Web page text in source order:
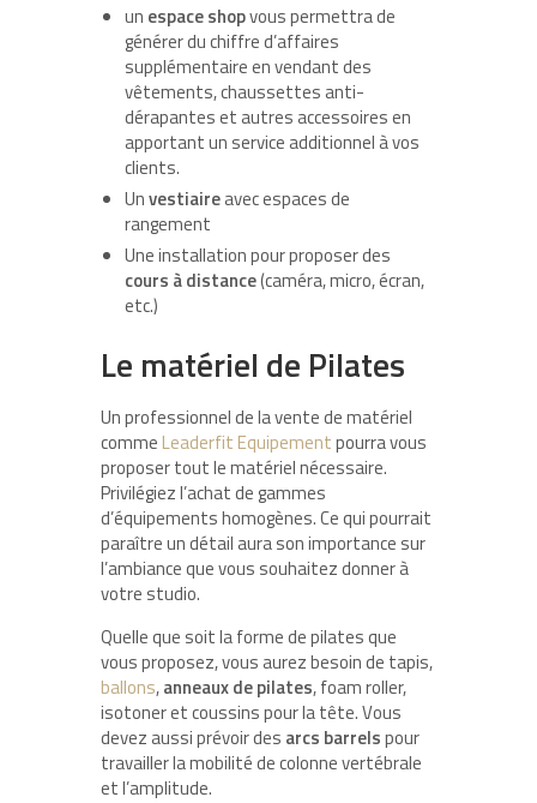
un espace shopvous permettra de
générer du chiffre d’affaires
supplémentaire en vendant des
vêtements, chaussettes anti-
dérapantes et autres accessoires en
apportant un service additionnel à vos
clients.
Unvestiaireavec espaces de
rangement
Une installation pour proposer des
cours à distance(caméra, micro, écran,
etc.)
Le matériel de Pilates
Un professionnel de la vente de matériel
comme Leaderfit Equipementpourra vous
proposer tout le matériel nécessaire.
Privilégiez l’achat de gammes
d’équipements homogènes. Ce qui pourrait
paraître un détail aura son importance sur
l’ambiance que vous souhaitez donner à
votre studio.
Quelle que soit la forme de pilates que
vous proposez, vous aurez besoin de tapis,
ballons,anneaux de pilates, foam roller,
isotoner et coussins pour la tête. Vous
devez aussi prévoir des arcs barrelspour
travailler la mobilité de colonne vertébrale
et l’amplitude.